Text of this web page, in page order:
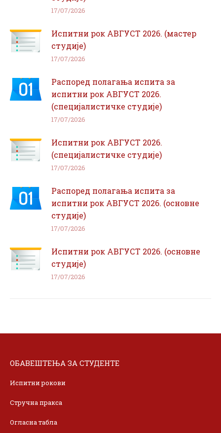
17/07/2026
Испитни рок АВГУСТ 2026. (мастер
студије)
17/07/2026
Распоред полагања испита за
испитни рок АВГУСТ 2026.
(специјалистичке студије)
17/07/2026
Испитни рок АВГУСТ 2026.
(специјалистичке студије)
17/07/2026
Распоред полагања испита за
испитни рок АВГУСТ 2026. (основне
студије)
17/07/2026
Испитни рок АВГУСТ 2026. (основне
студије)
17/07/2026
ОБАВЕШТЕЊА ЗА СТУДЕНТЕ
Испитни рокови
Стручна пракса
Огласна табла